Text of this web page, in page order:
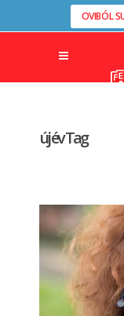
OVIBÓL
új év Tag